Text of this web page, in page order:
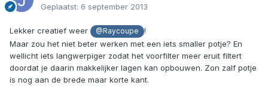
Geplaatst: 6 september 2013
Lekker creatief weer @Raycoupe
!
Maar zou het niet beter werken met een iets smaller potje? En
wellicht iets langwerpiger zodat het voorfilter meer eruit filtert
doordat je daarin makkelijker lagen kan opbouwen. Zon zalf potje
is nog aan de brede maar korte kant.